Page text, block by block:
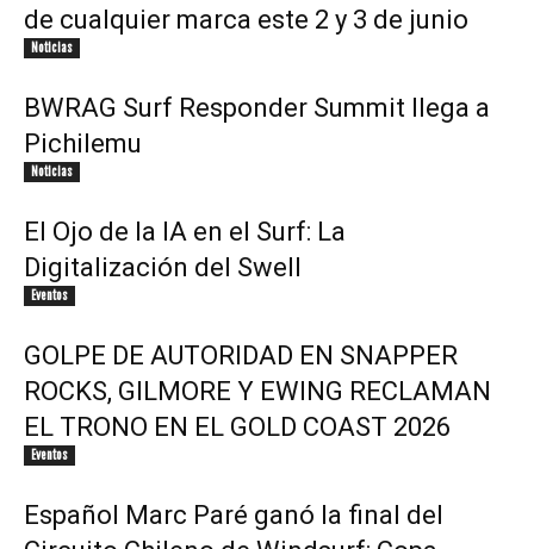
de cualquier marca este 2 y 3 de junio
Noticias
BWRAG Surf Responder Summit llega a
Pichilemu
Noticias
El Ojo de la IA en el Surf: La
Digitalización del Swell
Eventos
GOLPE DE AUTORIDAD EN SNAPPER
ROCKS, GILMORE Y EWING RECLAMAN
EL TRONO EN EL GOLD COAST 2026
Eventos
Español Marc Paré ganó la final del